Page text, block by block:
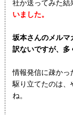
社か送ってみた結
いました。
坂本さんのメルマ
訳ないですが、多
情報発信に疎かっ
駆り立てたのは、
ね。